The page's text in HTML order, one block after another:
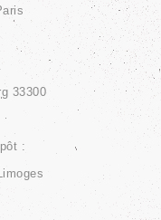
33300
: